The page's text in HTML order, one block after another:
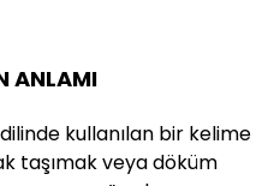
ANLAMI
kullanılan bir kelime
taşımak veya döküm